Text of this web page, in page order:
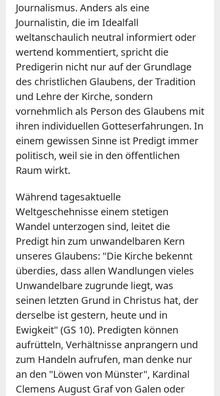
Journalismus. Anders als eine
Journalistin, die im Idealfall
weltanschaulich neutral informiert oder
wertend kommentiert, spricht die
Predigerin nicht nur auf der Grundlage
des christlichen Glaubens, der Tradition
und Lehre der Kirche, sondern
vornehmlich als Person des Glaubens mit
ihren individuellen Gotteserfahrungen. In
einem gewissen Sinne ist Predigt immer
politisch, weil sie in den öffentlichen
Raum wirkt.
Während tagesaktuelle
Weltgeschehnisse einem stetigen
Wandel unterzogen sind, leitet die
Predigt hin zum unwandelbaren Kern
unseres Glaubens: "Die Kirche bekennt
überdies, dass allen Wandlungen vieles
Unwandelbare zugrunde liegt, was
seinen letzten Grund in Christus hat, der
derselbe ist gestern, heute und in
Ewigkeit" (GS 10). Predigten können
aufrütteln, Verhältnisse anprangern und
zum Handeln aufrufen, man denke nur
an den "Löwen von Münster", Kardinal
Clemens August Graf von Galen oder